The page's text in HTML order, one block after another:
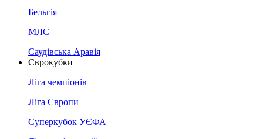
Бельгія
МЛС
Саудівська Аравія
Єврокубки
Ліга чемпіонів
Ліга Європи
Суперкубок УЄФА